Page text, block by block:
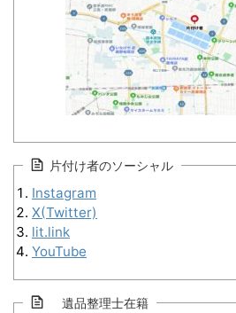
片付け者のソーシャル
Instagram
X(Twitter)
lit.link
YouTube
遺品整理士在籍